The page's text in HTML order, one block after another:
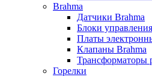
Brahma
Датчики Brahma
Блоки
Платы
Клапаны Brahma
Трансформаторы
Горелки